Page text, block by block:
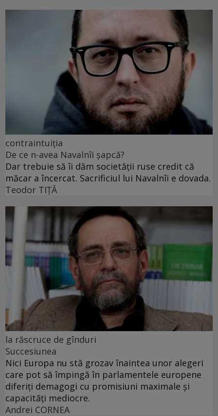
contraintuiția
De ce n-avea Navalnîi șapcă?
Dar trebuie să îi dăm societății ruse credit că
măcar a încercat. Sacrificiul lui Navalnîi e dovada.
Teodor TIŢĂ
la răscruce de gînduri
Succesiunea
Nici Europa nu stă grozav înaintea unor alegeri
care pot să împingă în parlamentele europene
diferiți demagogi cu promisiuni maximale și
capacități mediocre.
Andrei CORNEA